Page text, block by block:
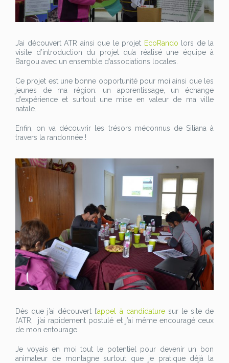
J’ai découvert ATR ainsi que le projet EcoRando lors de la
visite d’introduction du projet qu’a réalisé une équipe à
Bargou avec un ensemble d’associations locales.
Ce projet est une bonne opportunité pour moi ainsi que les
jeunes de ma région: un apprentissage, un échange
d’expérience et surtout une mise en valeur de ma ville
natale.
Enfin, on va découvrir les trésors méconnus de Siliana à
travers la randonnée !
Dès que j’ai découvert l’appel à candidaturesur le site de
l’ATR, j’ai rapidement postulé et j’ai même encouragé ceux
de mon entourage.
Je voyais en moi tout le potentiel pour devenir un bon
animateur de montagne surtout que je pratique déjà la